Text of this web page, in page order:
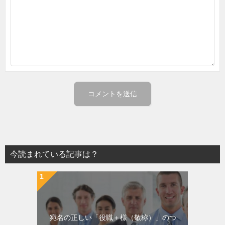
今読まれている記事は？
宛名の正しい「役職＋様（敬称）」のつ